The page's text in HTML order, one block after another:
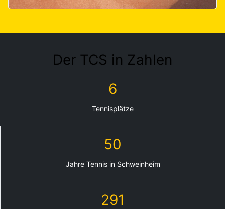
Der TCS in Zahlen
6
Tennisplätze
50
Jahre Tennis in Schweinheim
291